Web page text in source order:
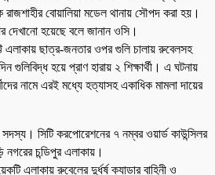
রাজশাহীর বোয়ালিয়া মডেল থানায় সৌপদ করা হয়।
দেখানো হয়েছে বলে জানান ওসি।
এলাকায় ছাত্র-জনতার ওপর গুলি চালায় রুবেলসহ
গুলিবিদ্ধ হয়ে প্রাণ হারায় ২ শিক্ষার্থী। এ ঘটনায়
নামে এরই মধ্যে হত্যাসহ একাধিক মামলা দায়ের
সিটি করপোরেশনের ৭ নম্বর ওয়ার্ড কাউন্সিলর
নগরের চন্ডিপুর এলাকায়।
এলাকায় রুবেলের দুর্ধর্ষ ক্যাডার বাহিনী ও